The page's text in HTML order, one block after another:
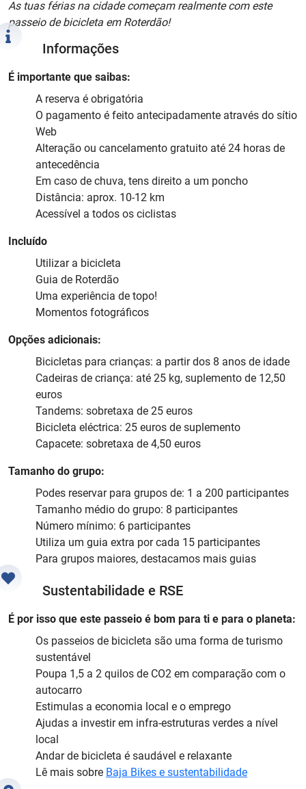
As tuas férias na cidade começam realmente com este
passeio de bicicleta em Roterdão!
Informações
É importante que saibas:
A reserva é obrigatória
O pagamento é feito antecipadamente através do sítio
Web
Alteração ou cancelamento gratuito até 24 horas de
antecedência
Em caso de chuva, tens direito a um poncho
Distância: aprox. 10-12 km
Acessível a todos os ciclistas
Incluído
Utilizar a bicicleta
Guia de Roterdão
Uma experiência de topo!
Momentos fotográficos
Opções adicionais:
Bicicletas para crianças: a partir dos 8 anos de idade
Cadeiras de criança: até 25 kg, suplemento de 12,50
euros
Tandems: sobretaxa de 25 euros
Bicicleta eléctrica: 25 euros de suplemento
Capacete: sobretaxa de 4,50 euros
Tamanho do grupo:
Podes reservar para grupos de: 1 a 200 participantes
Tamanho médio do grupo: 8 participantes
Número mínimo: 6 participantes
Utiliza um guia extra por cada 15 participantes
Para grupos maiores, destacamos mais guias
Sustentabilidade e RSE
É por isso que este passeio é bom para ti e para o planeta:
Os passeios de bicicleta são uma forma de turismo
sustentável
Poupa 1,5 a 2 quilos de CO2 em comparação com o
autocarro
Estimulas a economia local e o emprego
Ajudas a investir em infra-estruturas verdes a nível
local
Andar de bicicleta é saudável e relaxante
Lê mais sobre Baja Bikes e sustentabilidade